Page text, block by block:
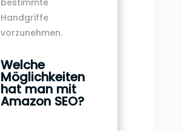
bestimmte
Handgriffe
vorzunehmen.
Welche
Möglichkeiten
hat man mit
Amazon SEO?